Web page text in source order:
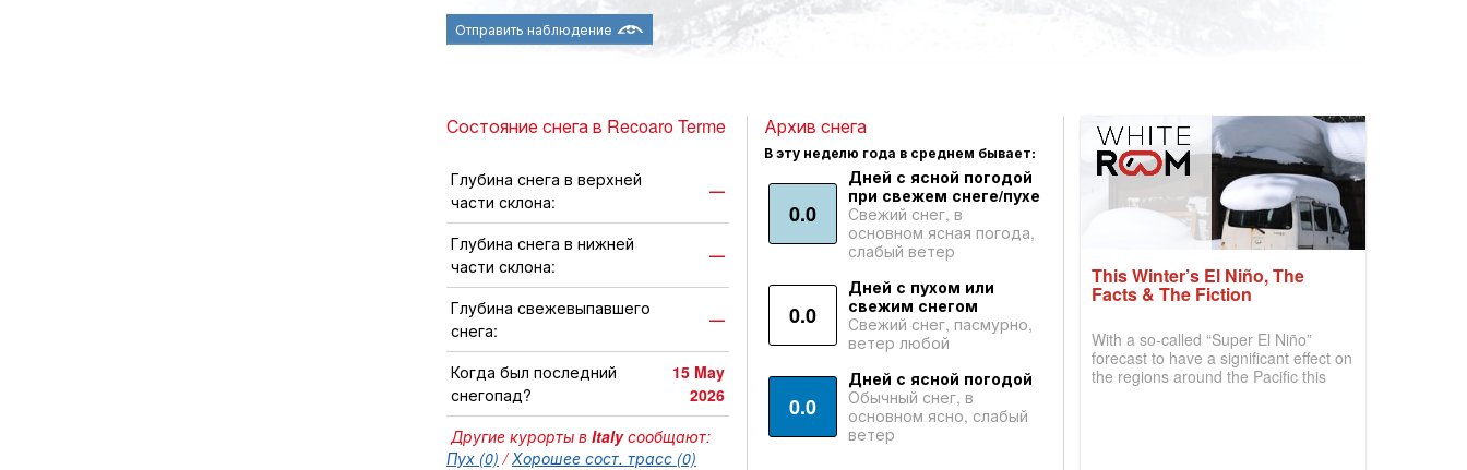
Отправить наблюдение
Состояние снега в Recoaro Terme
Глубина снега в верхней
части склона:
—
Глубина снега в нижней
части склона:
—
Глубина свежевыпавшего
снега:
—
Когда был последний
снегопад?
15 May
2026
Другие курорты в Italyсообщают:
Пух (0) /Хорошее сост. трасс (0)
Архив снега
В эту неделю года в среднем бывает:
0.0
Дней с ясной погодой
при свежем снеге/пухе
Свежий снег, в
основном ясная погода,
слабый ветер
0.0
Дней с пухом или
свежим снегом
Свежий снег, пасмурно,
ветер любой
0.0
Дней с ясной погодой
Обычный снег, в
основном ясно, слабый
ветер
This Winter’s El Niño, The
Facts & The Fiction
With a so-called “Super El Niño”
forecast to have a significant effect on
the regions around the Pacific this